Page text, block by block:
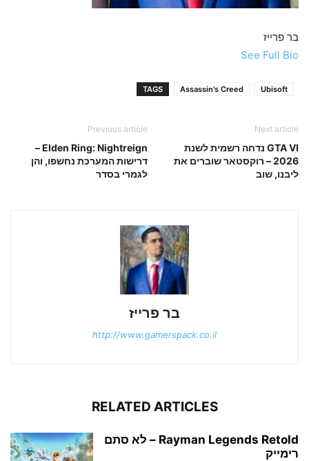
בר פרייז
See Full Bio
TAGS Assassin's Creed Ubisoft
Previous article
Elden Ring: Nightreign –
דרישות המערכת נחשפו, והן
לגמרי בסדר
Next article
GTA VI נדחה רשמית לשנת
2026 – רוקסטאר שוברים את
ליבנו, שוב
בר פרייז
http://www.gamerspack.co.il
RELATED ARTICLES
Rayman Legends Retold – לא סתם
רימייק